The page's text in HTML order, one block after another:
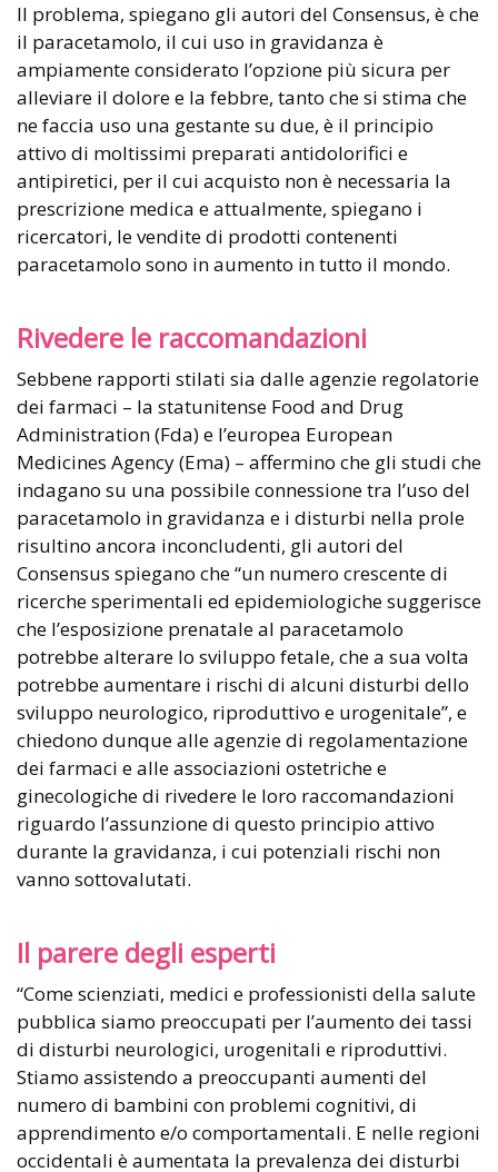
Il problema, spiegano gli autori del Consensus, è che
il paracetamolo, il cui uso in gravidanza è
ampiamente considerato l’opzione più sicura per
alleviare il dolore e la febbre, tanto che si stima che
ne faccia uso una gestante su due, è il principio
attivo di moltissimi preparati antidolorifici e
antipiretici, per il cui acquisto non è necessaria la
prescrizione medica e attualmente, spiegano i
ricercatori, le vendite di prodotti contenenti
paracetamolo sono in aumento in tutto il mondo.
Rivedere le raccomandazioni
Sebbene rapporti stilati sia dalle agenzie regolatorie
dei farmaci – la statunitense Food and Drug
Administration (Fda) e l’europea European
Medicines Agency (Ema) – affermino che gli studi che
indagano su una possibile connessione tra l’uso del
paracetamolo in gravidanza e i disturbi nella prole
risultino ancora inconcludenti, gli autori del
Consensus spiegano che “un numero crescente di
ricerche sperimentali ed epidemiologiche suggerisce
che l’esposizione prenatale al paracetamolo
potrebbe alterare lo sviluppo fetale, che a sua volta
potrebbe aumentare i rischi di alcuni disturbi dello
sviluppo neurologico, riproduttivo e urogenitale”, e
chiedono dunque alle agenzie di regolamentazione
dei farmaci e alle associazioni ostetriche e
ginecologiche di rivedere le loro raccomandazioni
riguardo l’assunzione di questo principio attivo
durante la gravidanza, i cui potenziali rischi non
vanno sottovalutati.
Il parere degli esperti
“Come scienziati, medici e professionisti della salute
pubblica siamo preoccupati per l’aumento dei tassi
di disturbi neurologici, urogenitali e riproduttivi.
Stiamo assistendo a preoccupanti aumenti del
numero di bambini con problemi cognitivi, di
apprendimento e/o comportamentali. E nelle regioni
occidentali è aumentata la prevalenza dei disturbi